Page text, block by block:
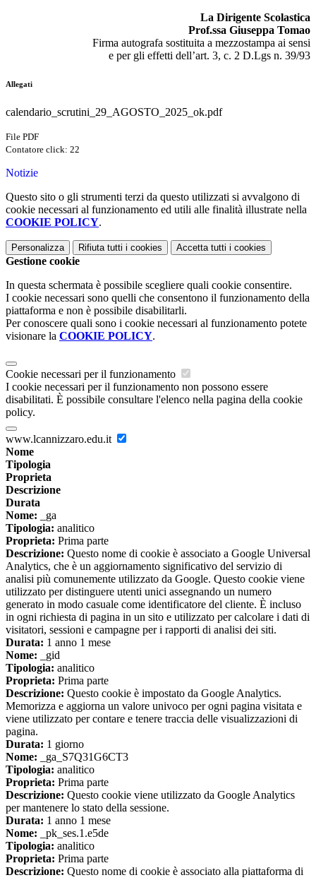
La Dirigente Scolastica
Prof.ssa Giuseppa Tomao
Firma autografa sostituita a mezzostampa ai sensi
e per gli effetti dell’art. 3, c. 2 D.Lgs n. 39/93
Allegati
calendario_scrutini_29_AGOSTO_2025_ok.pdf
File PDF
Contatore click: 22
Notizie
Questo sito o gli strumenti terzi da questo utilizzati si avvalgono di
cookie necessari al funzionamento ed utili alle finalità illustrate nella
COOKIE POLICY.
Personalizza Rifiuta tutti i cookies Accetta tutti i cookies
Gestione cookie
In questa schermata è possibile scegliere quali cookie consentire.
I cookie necessari sono quelli che consentono il funzionamento della
piattaforma e non è possibile disabilitarli.
Per conoscere quali sono i cookie necessari al funzionamento potete
visionare la COOKIE POLICY.
Cookie necessari per il funzionamento
I cookie necessari per il funzionamento non possono essere
disabilitati. È possibile consultare l'elenco nella pagina della cookie
policy.
www.lcannizzaro.edu.it
Nome
Tipologia
Proprieta
Descrizione
Durata
Nome: _ga
Tipologia: analitico
Proprieta: Prima parte
Descrizione: Questo nome di cookie è associato a Google Universal
Analytics, che è un aggiornamento significativo del servizio di
analisi più comunemente utilizzato da Google. Questo cookie viene
utilizzato per distinguere utenti unici assegnando un numero
generato in modo casuale come identificatore del cliente. È incluso
in ogni richiesta di pagina in un sito e utilizzato per calcolare i dati di
visitatori, sessioni e campagne per i rapporti di analisi dei siti.
Durata: 1 anno 1 mese
Nome: _gid
Tipologia: analitico
Proprieta: Prima parte
Descrizione: Questo cookie è impostato da Google Analytics.
Memorizza e aggiorna un valore univoco per ogni pagina visitata e
viene utilizzato per contare e tenere traccia delle visualizzazioni di
pagina.
Durata: 1 giorno
Nome: _ga_S7Q31G6CT3
Tipologia: analitico
Proprieta: Prima parte
Descrizione: Questo cookie viene utilizzato da Google Analytics
per mantenere lo stato della sessione.
Durata: 1 anno 1 mese
Nome: _pk_ses.1.e5de
Tipologia: analitico
Proprieta: Prima parte
Descrizione: Questo nome di cookie è associato alla piattaforma di